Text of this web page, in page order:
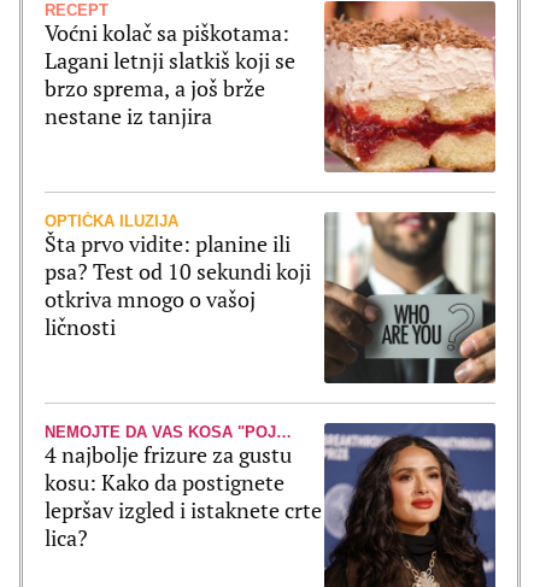
RECEPT
Voćni kolač sa piškotama:
Lagani letnji slatkiš koji se
brzo sprema, a još brže
nestane iz tanjira
OPTIČKA ILUZIJA
Šta prvo vidite: planine ili
psa? Test od 10 sekundi koji
otkriva mnogo o vašoj
ličnosti
NEMOJTE DA VAS KOSA "POJEDE"
4 najbolje frizure za gustu
kosu: Kako da postignete
lepršav izgled i istaknete crte
lica?